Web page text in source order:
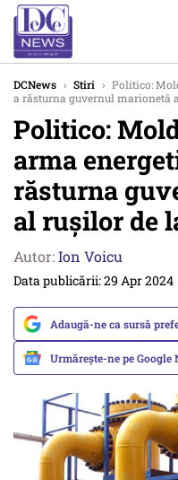
DCNews › Stiri › Politico:
a răsturna guvernul marionetă
Politico:
arma
răsturna
al rușilor de
Autor:Ion Voicu
Data publicării: 29 Apr 2024
Adaugă-ne ca sursă
Urmărește-ne pe Google